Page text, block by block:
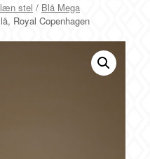
stel / Blå Mega
Royal Copenhagen